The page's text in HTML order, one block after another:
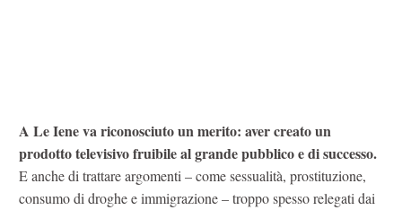
A Le Iene va riconosciuto un merito: aver creato un
prodotto televisivo fruibile al grande pubblico e di successo.
E anche di trattare argomenti – come sessualità, prostituzione,
consumo di droghe e immigrazione – troppo spesso relegati dai